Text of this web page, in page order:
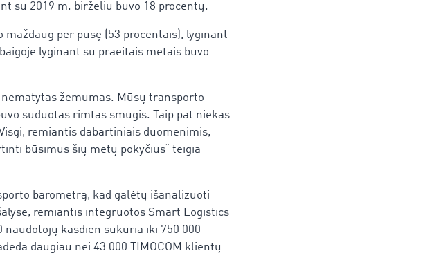
su 2019 m. birželiu buvo 18 procentų.
maždaug per pusę (53 procentais), lyginant
lyginant su praeitais metais buvo
žemumas. Mūsų transporto
suduotas rimtas smūgis. Taip pat niekas
remiantis dabartiniais duomenimis,
būsimus šių metų pokyčius“ teigia
barometrą, kad galėtų išanalizuoti
remiantis integruotos Smart Logistics
kasdien sukuria iki 750 000
daugiau nei 43 000 TIMOCOM klientų